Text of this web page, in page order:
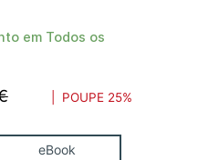
em Todos os
| POUPE 25%
eBook